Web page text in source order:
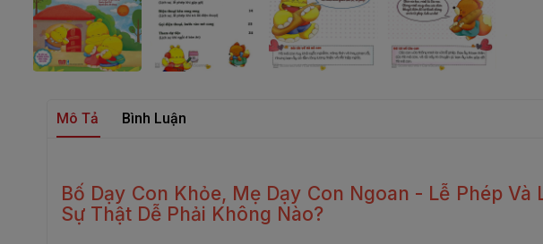
Mô Tả Bình Luận
Bố Dạy Con Khỏe, Mẹ Dạy Con Ngoan - Lễ Phép Và
Sự Thật Dễ Phải Không Nào?